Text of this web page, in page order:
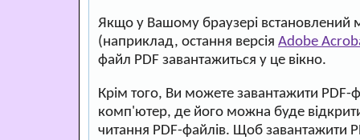
Якщо у Вашому браузері встановлений
(наприклад, остання версія Adobe
файл PDF завантажиться у це вікно.
Крім того, Ви можете завантажити PDF-
комп'ютер, де його можна буде
читання PDF-файлів. Щоб завантажити